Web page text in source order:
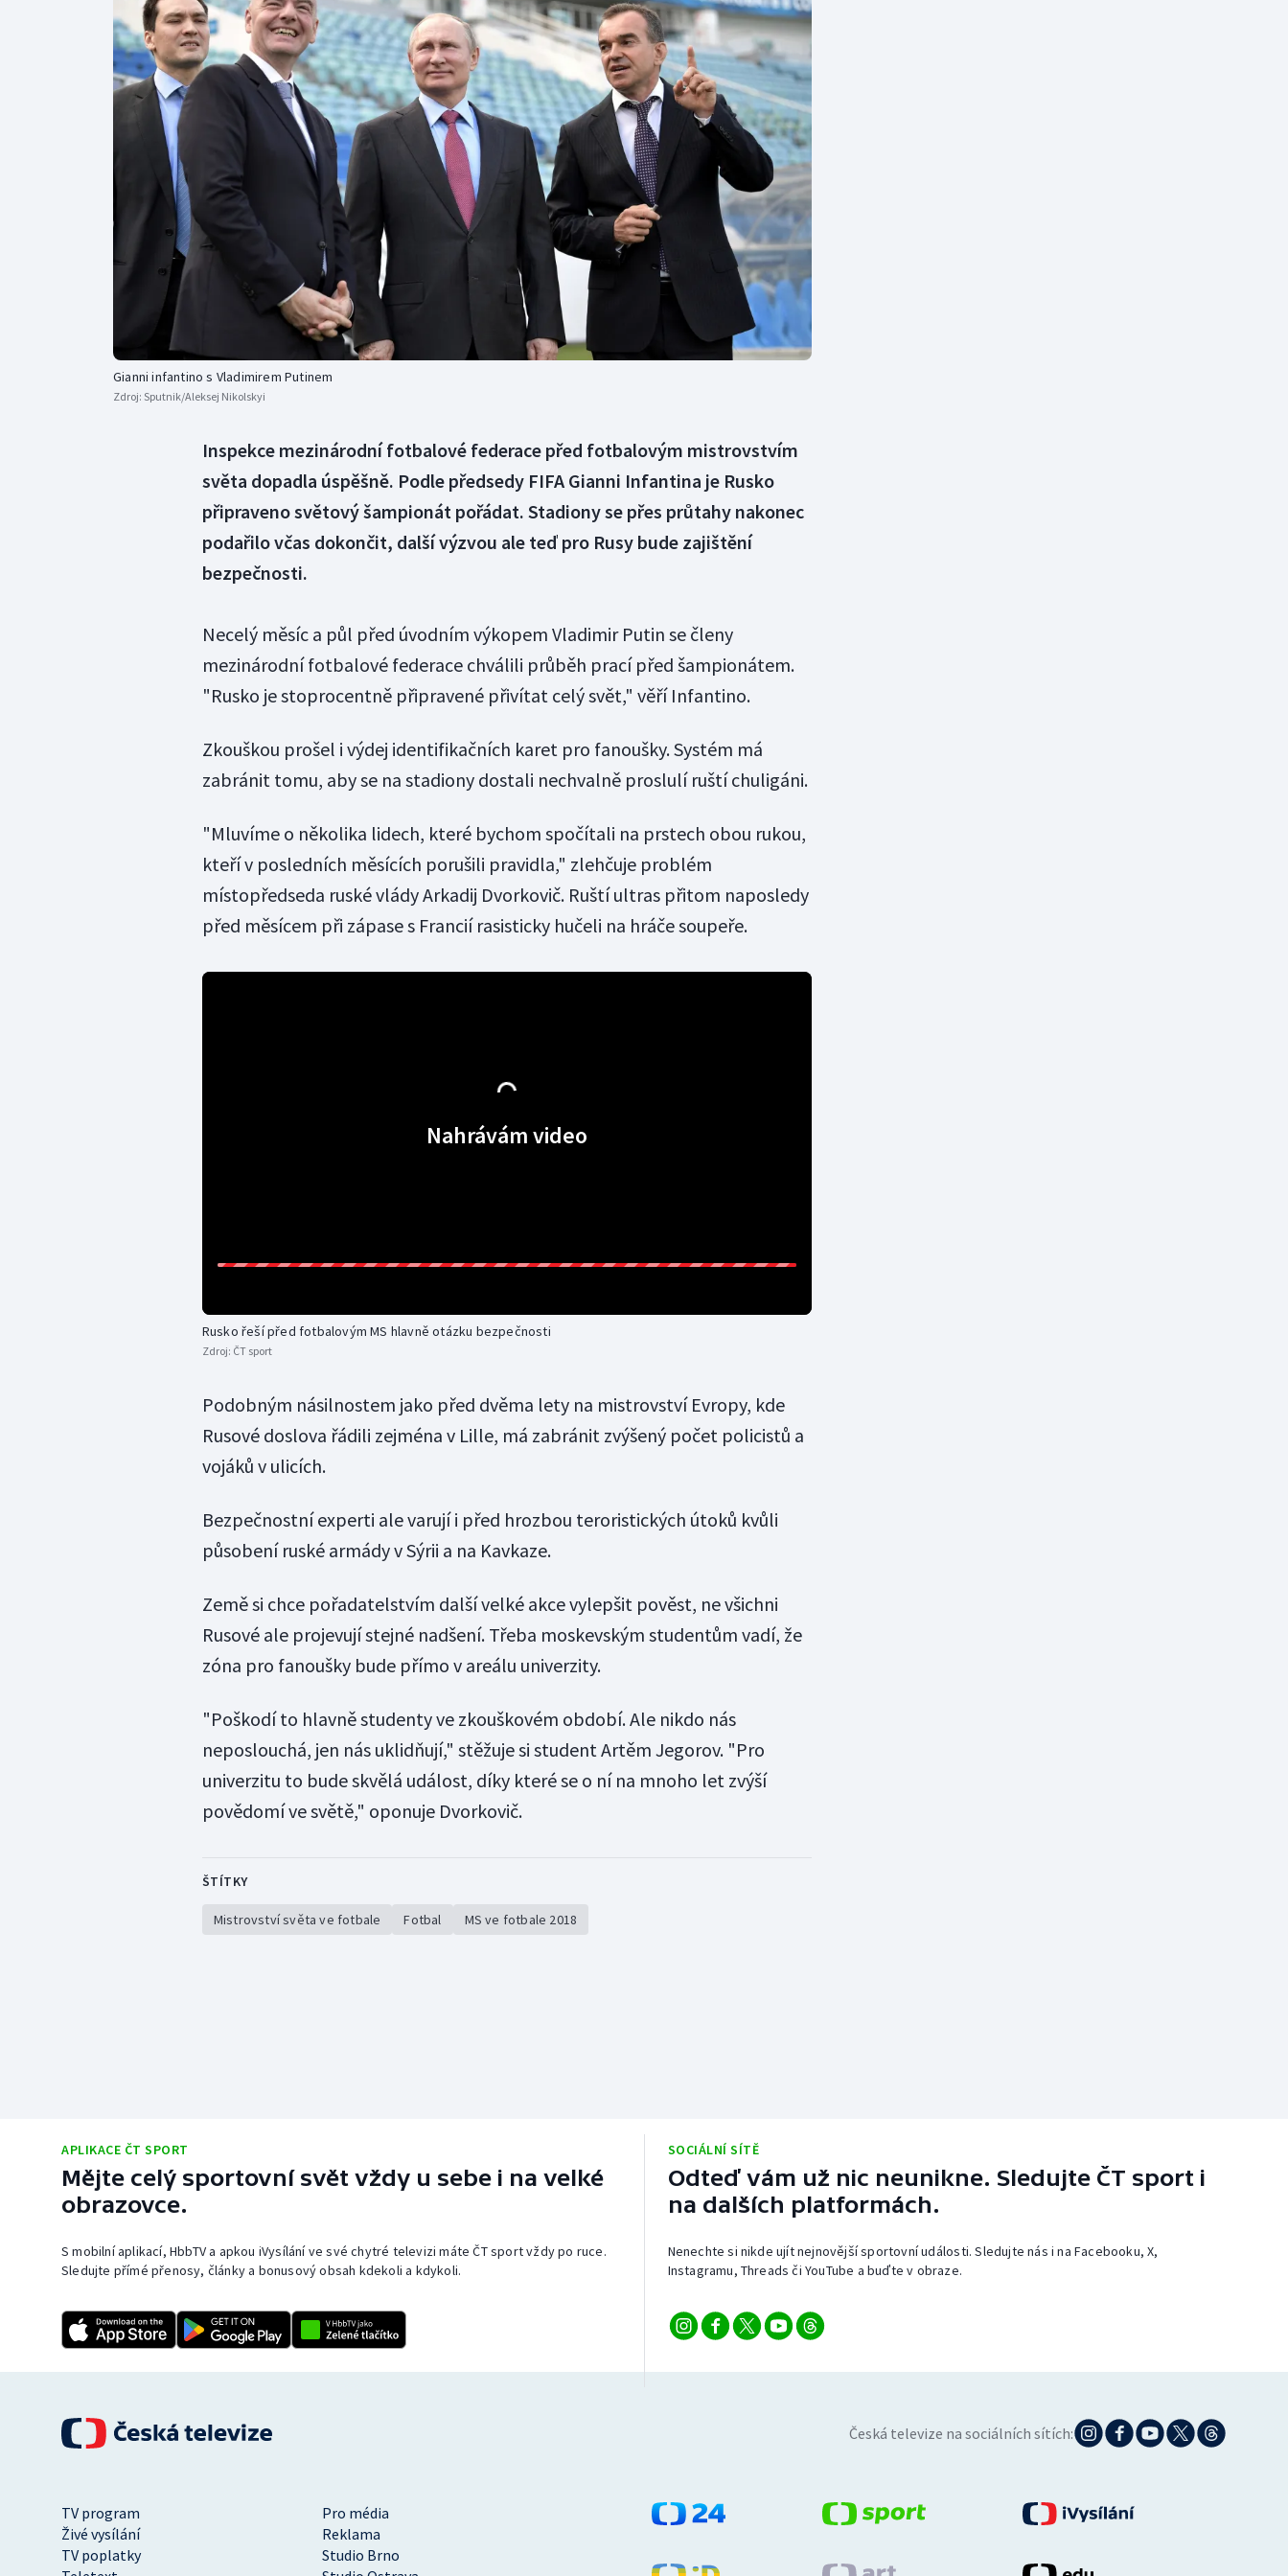
Curling
Dostihy
Florbal
Futsal
Golf
Gymnastika
Moderní pětiboj
Motorsport
Olympijské hry
Parasport
Plavání
Plážový volejbal
Triatlon
Veslování
Vodní slalom
Volejbal
Ostatní
Gianni infantino s Vladimirem Putinem
Zdroj: Sputnik/Aleksej Nikolskyi
Inspekce mezinárodní fotbalové federace před fotbalovým mistrovstvím
světa dopadla úspěšně. Podle předsedy FIFA Gianni Infantina je Rusko
připraveno světový šampionát pořádat. Stadiony se přes průtahy nakonec
podařilo včas dokončit, další výzvou ale teď pro Rusy bude zajištění
bezpečnosti.
Necelý měsíc a půl před úvodním výkopem Vladimir Putin se členy
mezinárodní fotbalové federace chválili průběh prací před šampionátem.
"Rusko je stoprocentně připravené přivítat celý svět," věří Infantino.
Zkouškou prošel i výdej identifikačních karet pro fanoušky. Systém má
zabránit tomu, aby se na stadiony dostali nechvalně proslulí ruští chuligáni.
"Mluvíme o několika lidech, které bychom spočítali na prstech obou rukou,
kteří v posledních měsících porušili pravidla," zlehčuje problém
místopředseda ruské vlády Arkadij Dvorkovič. Ruští ultras přitom naposledy
před měsícem při zápase s Francií rasisticky hučeli na hráče soupeře.
Nahrávám video
Rusko řeší před fotbalovým MS hlavně otázku bezpečnosti
Zdroj: ČT sport
Podobným násilnostem jako před dvěma lety na mistrovství Evropy, kde
Rusové doslova řádili zejména v Lille, má zabránit zvýšený počet policistů a
vojáků v ulicích.
Bezpečnostní experti ale varují i před hrozbou teroristických útoků kvůli
působení ruské armády v Sýrii a na Kavkaze.
Země si chce pořadatelstvím další velké akce vylepšit pověst, ne všichni
Rusové ale projevují stejné nadšení. Třeba moskevským studentům vadí, že
zóna pro fanoušky bude přímo v areálu univerzity.
"Poškodí to hlavně studenty ve zkouškovém období. Ale nikdo nás
neposlouchá, jen nás uklidňují," stěžuje si student Artěm Jegorov. "Pro
univerzitu to bude skvělá událost, díky které se o ní na mnoho let zvýší
povědomí ve světě," oponuje Dvorkovič.
ŠTÍTKY
Mistrovství světa ve fotbale Fotbal MS ve fotbale 2018
APLIKACE ČT SPORT
Mějte celý sportovní svět vždy u sebe i na velké
obrazovce.
S mobilní aplikací, HbbTV a apkou iVysílání ve své chytré televizi máte ČT sport vždy po ruce.
Sledujte přímé přenosy, články a bonusový obsah kdekoli a kdykoli.
SOCIÁLNÍ SÍTĚ
Odteď vám už nic neunikne. Sledujte ČT sport i
na dalších platformách.
Nenechte si nikde ujít nejnovější sportovní události. Sledujte nás i na Facebooku, X,
Instagramu, Threads či YouTube a buďte v obraze.
Česká televize na sociálních sítích:
TV program
Pro média
Živé vysílání
Reklama
TV poplatky
Studio Brno